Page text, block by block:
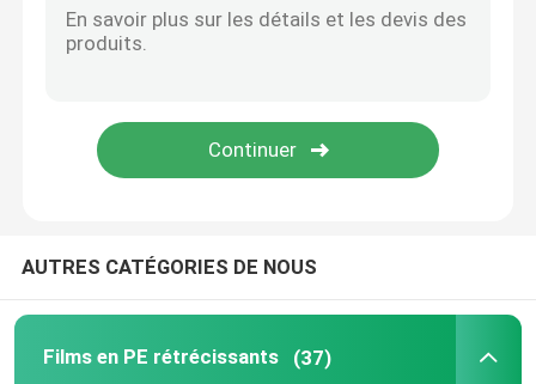
sacs à provisions biodégradables
Poly sacs d'expédition d'annonce
Réservoir de poubelle
AUTRES CATÉGORIES DE NOUS
Films en PE rétrécissants (37)